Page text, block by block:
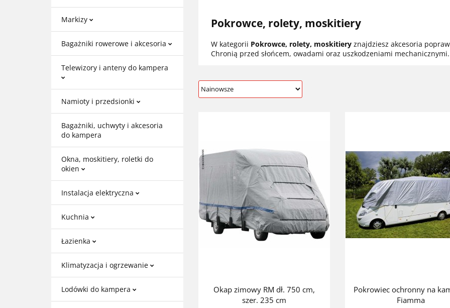
Markizy
Bagażniki rowerowe i akcesoria
Telewizory i anteny do kampera
Namioty i przedsionki
Bagażniki, uchwyty i akcesoria
do kampera
Okna, moskitiery, roletki do
okien
Instalacja elektryczna
Kuchnia
Łazienka
Klimatyzacja i ogrzewanie
Lodówki do kampera
Pokrowce, rolety, moskitiery
W kategorii Pokrowce, rolety, moskitieryznajdziesz akcesoria
Chronią przed słońcem, owadami oraz uszkodzeniami mechanicznymi.
Okap zimowy RM dł. 750 cm,
szer. 235 cm
Pokrowiec ochronny na
Fiamma